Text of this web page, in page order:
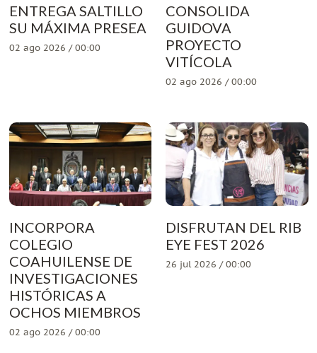
ENTREGA SALTILLO
SU MÁXIMA PRESEA
02 ago 2026 / 00:00
CONSOLIDA
GUIDOVA
PROYECTO
VITÍCOLA
02 ago 2026 / 00:00
INCORPORA
COLEGIO
COAHUILENSE DE
INVESTIGACIONES
HISTÓRICAS A
OCHOS MIEMBROS
02 ago 2026 / 00:00
DISFRUTAN DEL RIB
EYE FEST 2026
26 jul 2026 / 00:00